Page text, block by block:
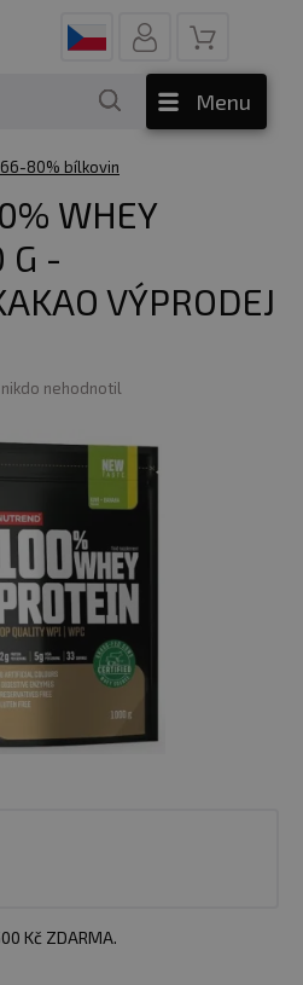
Menu
80% bílkovin
WHEY
G -
VÝPRODEJ
nehodnotil
Kč ZDARMA.